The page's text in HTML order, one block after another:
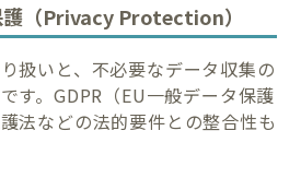
（Privacy Protection）
扱いと、不必要なデータ収集の
す。GDPR（EU一般データ保護
法などの法的要件との整合性も